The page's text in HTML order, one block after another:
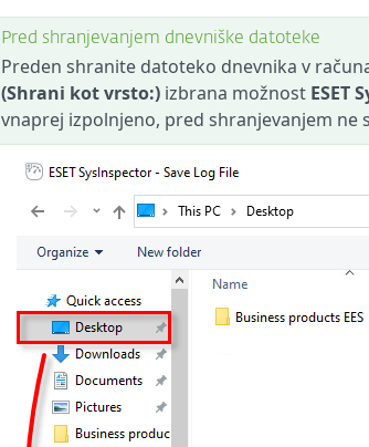
Pred shranjevanjem dnevniške datoteke
Preden shranite datoteko dnevnika v
(Shrani kot vrsto:) izbrana možnost ESET
vnaprej izpolnjeno, pred shranjevanjem ne